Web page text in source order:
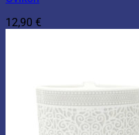
12,90 €